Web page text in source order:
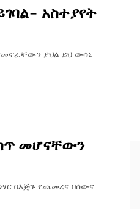
አስተያየት
ያህል ይህ ውሳኔ
መሆናቸውን
በእጅጉ የጨመረና በሰውና